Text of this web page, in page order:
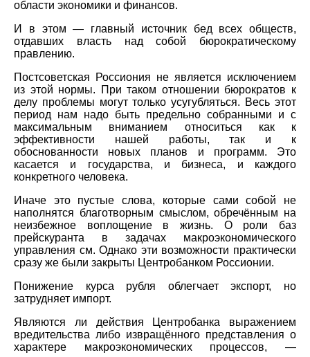
области экономики и финансов.
И в этом — главный источник бед всех обществ,
отдавших власть над собой бюрократическому
правлению.
Постсоветская Россиония не является исключением
из этой нормы. При таком отношении бюрократов к
делу проблемы могут только усугубляться. Весь этот
период нам надо быть предельно собранными и с
максимальным вниманием относиться как к
эффективности нашей работы, так и к
обоснованности новых планов и программ. Это
касается и государства, и бизнеса, и каждого
конкретного человека.
Иначе это пустые слова, которые сами собой не
наполнятся благотворным смыслом, обречённым на
неизбежное воплощение в жизнь. О роли баз
прейскуранта в задачах макроэкономического
управления см. Однако эти возможности практически
сразу же были закрыты Центробанком Россионии.
Понижение курса рубля облегчает экспорт, но
затрудняет импорт.
Являются ли действия Центробанка выражением
вредительства либо извращённого представления о
характере макроэкономических процессов, —